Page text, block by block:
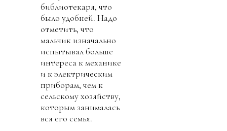
библиотекаря, что
было удобней. Надо
отметить, что
мальчик изначально
испытывал больше
интереса к механике
и к электрическим
приборам, чем к
сельскому хозяйству,
которым занималась
вся его семья.